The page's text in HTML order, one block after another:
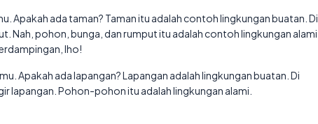
Apakah ada taman? Taman itu adalah contoh lingkungan buatan. Di
Nah, pohon, bunga, dan rumput itu adalah contoh lingkungan alami.
lho!
Apakah ada lapangan? Lapangan adalah lingkungan buatan. Di
lapangan. Pohon-pohon itu adalah lingkungan alami.